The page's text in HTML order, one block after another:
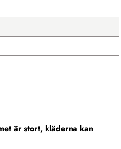
är stort, kläderna kan